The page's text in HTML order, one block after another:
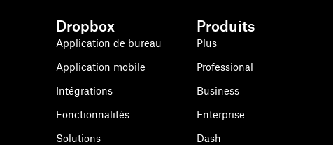
Dropbox
Application de bureau
Application mobile
Intégrations
Fonctionnalités
Solutions
Produits
Plus
Professional
Business
Enterprise
Dash